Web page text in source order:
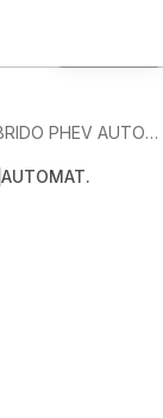
PRO 7L 1.5 TURBO HIBRIDO PHEV AUTOMATICO
AUTOMAT.